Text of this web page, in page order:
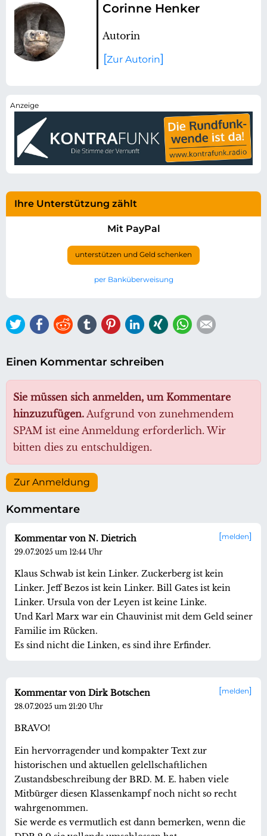
Corinne Henker
Autorin
Zur Autorin
Ihre Unterstützung zählt
Mit PayPal
unterstützen und Geld schenken
per Banküberweisung
TwitterFacebook
ReddittumblrPinterestLinkedIn
Xing WhatsApp
Einen Kommentar schreiben
Sie müssen sich anmelden, um Kommentare
hinzuzufügen. Aufgrund von zunehmendem
SPAM ist eine Anmeldung erforderlich. Wir
bitten dies zu entschuldigen.
Zur Anmeldung
Kommentare
melden
Kommentar von N. Dietrich
29.07.2025 um 12:44 Uhr
Klaus Schwab ist kein Linker. Zuckerberg ist kein
Linker. Jeff Bezos ist kein Linker. Bill Gates ist kein
Linker. Ursula von der Leyen ist keine Linke.
Und Karl Marx war ein Chauvinist mit dem Geld seiner
Familie im Rücken.
Es sind nicht die Linken, es sind ihre Erfinder.
melden
Kommentar von Dirk Botschen
28.07.2025 um 21:20 Uhr
BRAVO!
Ein hervorragender und kompakter Text zur
historischen und aktuellen gelellschaftlichen
Zustandsbeschreibung der BRD. M. E. haben viele
Mitbürger diesen Klassenkampf noch nicht so recht
wahrgenommen.
Sie werde es vermutlich est dann bemerken, wenn die